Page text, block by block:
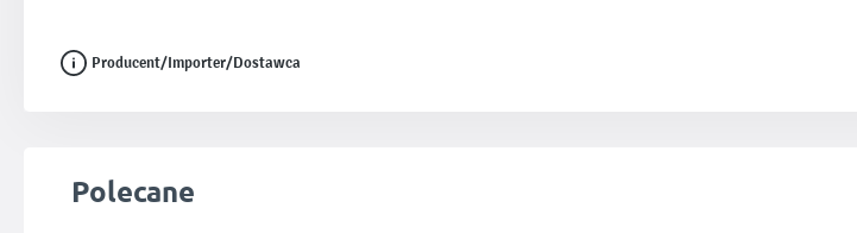
Producent/Importer/Dostawca
Pomiń galerię produktów
Polecane